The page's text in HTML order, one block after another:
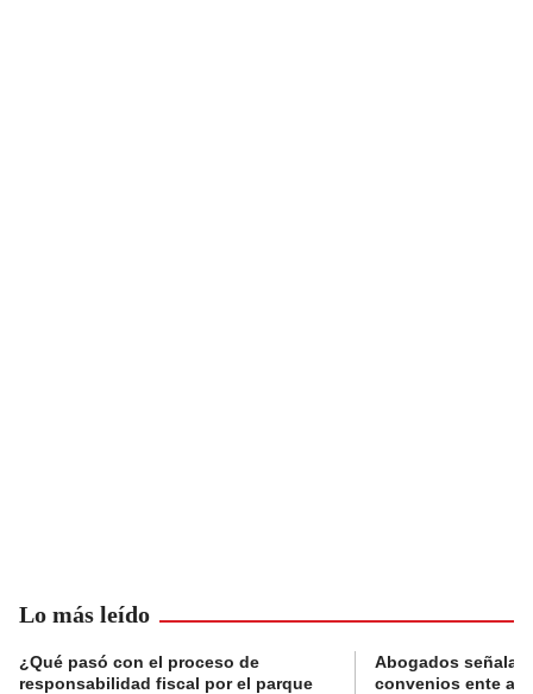
Lo más leído
¿Qué pasó con el proceso de
responsabilidad fiscal por el parque
Abogados
convenios ente